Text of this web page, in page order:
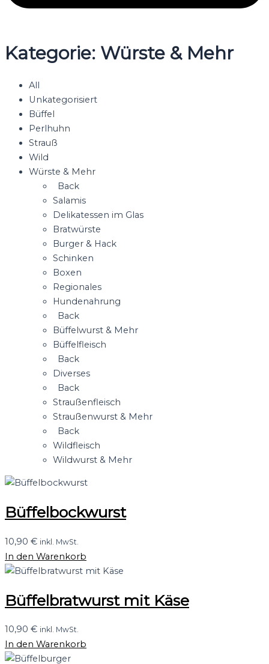
Kategorie: Würste & Mehr
All
Unkategorisiert
Büffel
Perlhuhn
Strauß
Wild
Würste & Mehr
Back
Salamis
Delikatessen im Glas
Bratwürste
Burger & Hack
Schinken
Boxen
Regionales
Hundenahrung
Back
Büffelwurst & Mehr
Büffelfleisch
Back
Diverses
Back
Straußenfleisch
Straußenwurst & Mehr
Back
Wildfleisch
Wildwurst & Mehr
Büffelbockwurst
10,90 € inkl. MwSt.
In den Warenkorb
Büffelbratwurst mit Käse
10,90 € inkl. MwSt.
In den Warenkorb